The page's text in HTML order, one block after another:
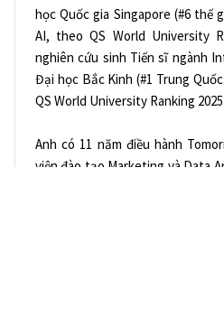
học Quốc gia Singapore (#6 thế
AI, theo QS World University
nghiên cứu sinh Tiến sĩ ngành
Đại học Bắc Kinh (#1 Trung
QS World University Ranking
Anh có 11 năm điều hành
viện đào tạo Marketing và Data